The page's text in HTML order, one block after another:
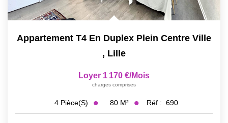
Appartement T4 En Duplex Plein Centre Ville
, Lille
Loyer 1 170 €/mois
charges comprises
4 Pièce(s) 80 M² Réf : 690